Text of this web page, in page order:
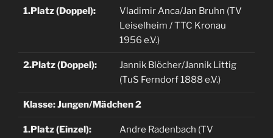
1.Platz (Doppel):
Vladimir Anca/Jan Bruhn (TV
Leiselheim / TTC Kronau
1956 e.V.)
2.Platz (Doppel):
Jannik Blöcher/Jannik Littig
(TuS Ferndorf 1888 e.V.)
Klasse: Jungen/Mädchen 2
1.Platz (Einzel): Andre Radenbach (TV